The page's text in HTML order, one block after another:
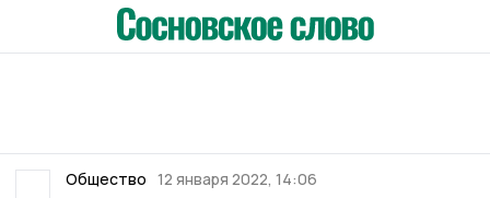
Общество 12 января 2022, 14:06